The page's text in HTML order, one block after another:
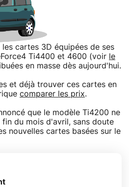
les cartes 3D équipées de ses
Ti4400 et 4600 (voir le
en masse dès aujourd'hui.
et déjà trouver ces cartes en
comparer les prix.
que le modèle Ti4200 ne
du mois d'avril, sans doute
nouvelles cartes basées sur le